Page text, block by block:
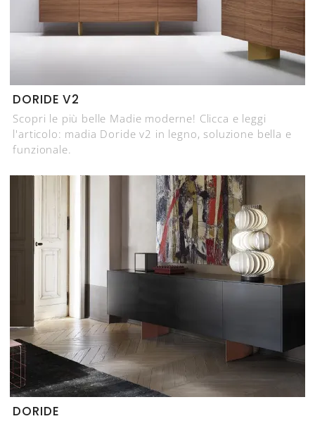
DORIDE V2
Scopri le più belle Madie moderne! Clicca e leggi
l'articolo: madia Doride v2 in legno, soluzione bella e
funzionale.
DORIDE